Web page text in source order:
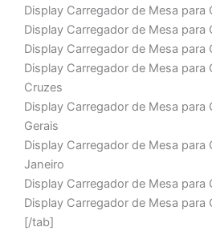
Display Carregador de Mesa para
Display Carregador de Mesa para
Display Carregador de Mesa para
Display Carregador de Mesa para
Cruzes
Display Carregador de Mesa para
Gerais
Display Carregador de Mesa para
Janeiro
Display Carregador de Mesa para
Display Carregador de Mesa para
[/tab]